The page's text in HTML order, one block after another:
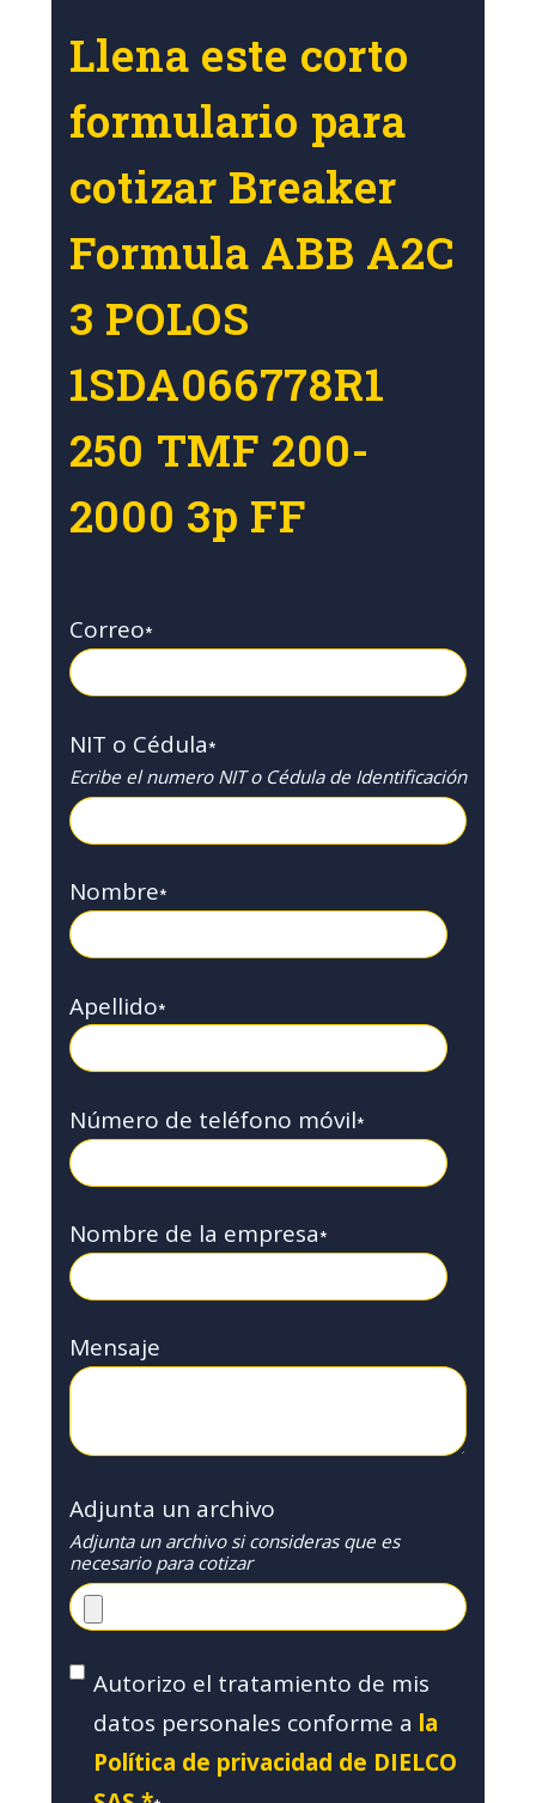
Llena este corto
formulario para
cotizar Breaker
Formula ABB A2C
3 POLOS
1SDA066778R1
250 TMF 200-
2000 3p FF
Correo*
NIT o Cédula*
Ecribe el numero NIT o Cédula de Identificación
Nombre*
Apellido*
Número de teléfono móvil*
Nombre de la empresa*
Mensaje
Adjunta un archivo
Adjunta un archivo si consideras que es
necesario para cotizar
Autorizo el tratamiento de mis
datos personales conforme a la
Política de privacidad de DIELCO